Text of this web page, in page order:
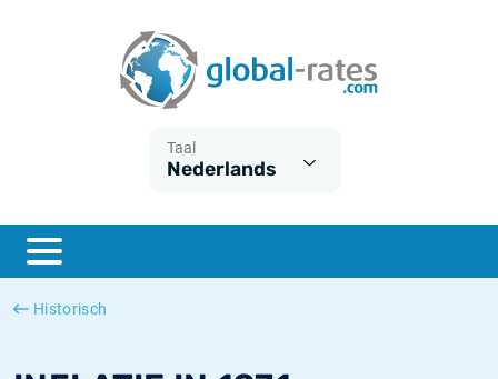
Taal
Nederlands
Historisch
ESTER
SONIA
Wat is CPI inflatie?
Wat is HICP inflatie?
Nederlandse inflatie - CPI
Amerikaanse inflatie - CPI
Euribor historie
SOFR historie
TONAR historie
Inflatiecalculator